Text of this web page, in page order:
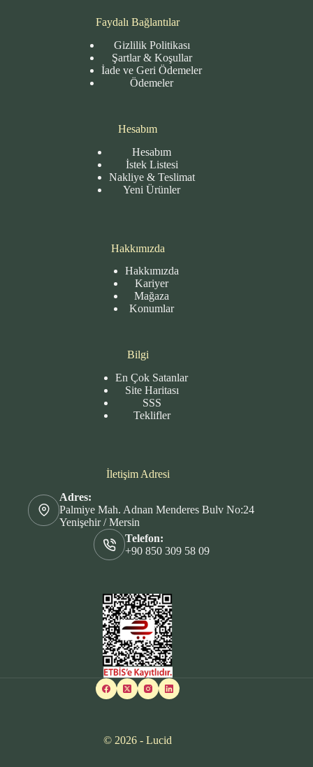
Faydalı Bağlantılar
Gizlilik Politikası
Şartlar & Koşullar
İade ve Geri Ödemeler
Ödemeler
Hesabım
Hesabım
İstek Listesi
Nakliye & Teslimat
Yeni Ürünler
Hakkımızda
Hakkımızda
Kariyer
Mağaza
Konumlar
Bilgi
En Çok Satanlar
Site Haritası
SSS
Teklifler
İletişim Adresi
Adres:
Palmiye Mah. Adnan Menderes Bulv No:24
Yenişehir / Mersin
Telefon:
+90 850 309 58 09
© 2026 - Lucid